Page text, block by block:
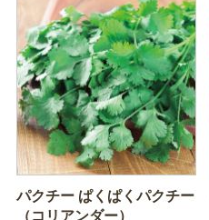
パクチー ぱくぱくパクチー
（コリアンダー）